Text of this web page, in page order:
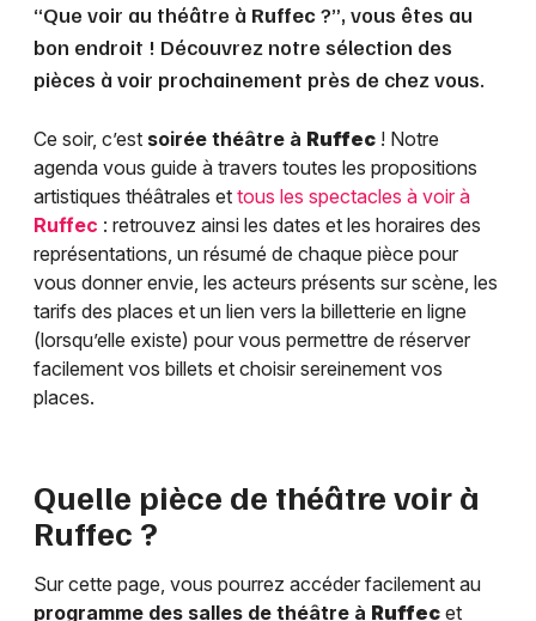
“Que voir au théâtre à Ruffec ?”, vous êtes au
bon endroit ! Découvrez notre sélection des
pièces à voir prochainement près de chez vous.
Ce soir, c’est soirée théâtre à Ruffec ! Notre
agenda vous guide à travers toutes les propositions
artistiques théâtrales et tous les spectacles à voir à
Ruffec : retrouvez ainsi les dates et les horaires des
représentations, un résumé de chaque pièce pour
vous donner envie, les acteurs présents sur scène, les
tarifs des places et un lien vers la billetterie en ligne
(lorsqu’elle existe) pour vous permettre de réserver
facilement vos billets et choisir sereinement vos
places.
Quelle pièce de théâtre voir à
Ruffec ?
Sur cette page, vous pourrez accéder facilement au
programme des salles de théâtre à Ruffec et